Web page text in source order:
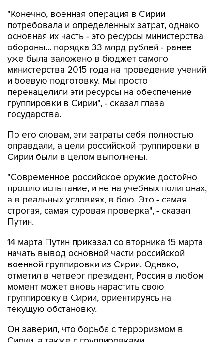
"Конечно, военная операция в Сирии
потребовала и определенных затрат, однако
основная их часть - это ресурсы министерства
обороны... порядка 33 млрд рублей - ранее
уже была заложено в бюджет самого
министерства 2015 года на проведение учений
и боевую подготовку. Мы просто
перенацелили эти ресурсы на обеспечение
группировки в Сирии", - сказал глава
государства.
По его словам, эти затраты себя полностью
оправдали, а цели российской группировки в
Сирии были в целом выполнены.
"Современное российское оружие достойно
прошло испытание, и не на учебных полигонах,
а в реальных условиях, в бою. Это - самая
строгая, самая суровая проверка", - сказал
Путин.
14 марта Путин приказал со вторника 15 марта
начать вывод основной части российской
военной группировки из Сирии. Однако,
отметил в четверг президент, Россия в любом
момент может вновь нарастить свою
группировку в Сирии, ориентируясь на
текущую обстановку.
Он заверил, что борьба с терроризмом в